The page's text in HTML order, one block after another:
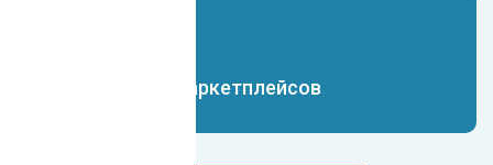
Чат-бот для маркетплейсов